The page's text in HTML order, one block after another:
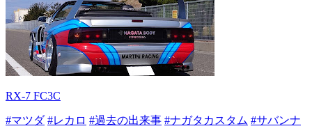
RX-7 FC3C
#マツダ #レカロ #過去の出来事 #ナガタカスタム #サバンナ